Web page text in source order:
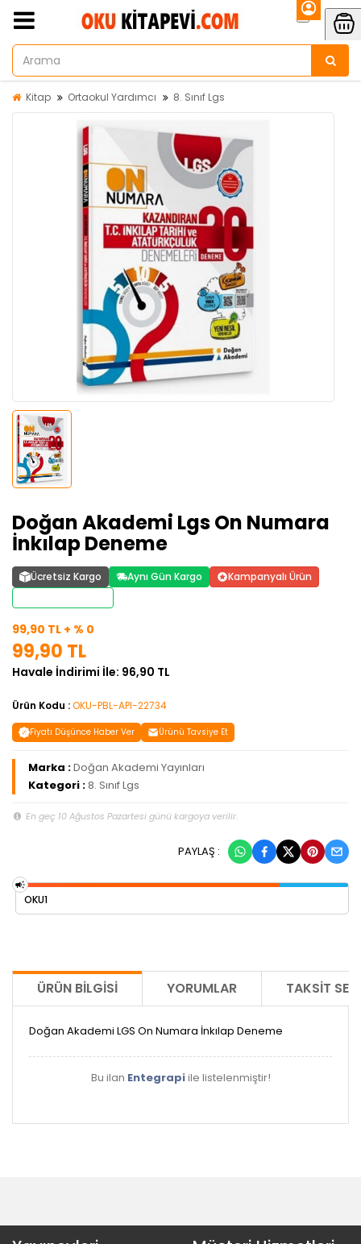
Kitap Ortaokul Yardımcı 8. Sınıf Lgs
Doğan Akademi Lgs On Numara
İnkılap Deneme
Ücretsiz Kargo Aynı Gün Kargo
Kampanyalı Ürün
99,90 TL + % 0
99,90 TL
Havale İndirimi İle: 96,90 TL
Ürün Kodu :OKU-PBL-API-22734
Fiyatı Düşünce Haber Ver Ürünü Tavsiye Et
Marka :Doğan Akademi Yayınları
Kategori :8. Sınıf Lgs
En geç 10 Ağustos Pazartesi günü kargoya verilir.
PAYLAŞ :
OKU1
ÜRÜN BILGISI YORUMLAR TAKSIT
Doğan Akademi LGS On Numara İnkılap Deneme
Bu ilan Entegrapiile listelenmiştir!